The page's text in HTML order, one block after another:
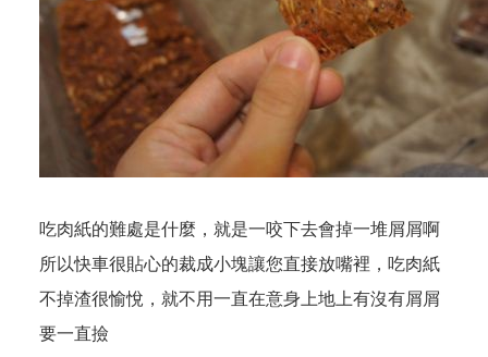
吃肉紙的難處是什麼，就是一咬下去會掉一堆屑屑啊
所以快車很貼心的裁成小塊讓您直接放嘴裡，吃肉紙
不掉渣很愉悅，就不用一直在意身上地上有沒有屑屑
要一直撿